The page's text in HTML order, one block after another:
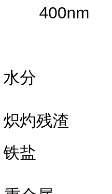
400nm
水分
炽灼残渣
铁盐